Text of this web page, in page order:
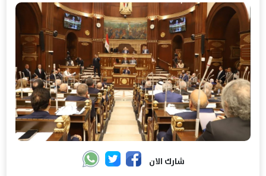
شارك الان